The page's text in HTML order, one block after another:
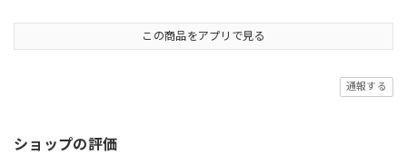
この商品をアプリで見る
通報する
ショップの評価